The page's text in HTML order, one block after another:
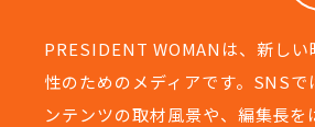
PRESIDENT WOMANは、新し
性のためのメディアです。SNS
ンテンツの取材風景や、編集長